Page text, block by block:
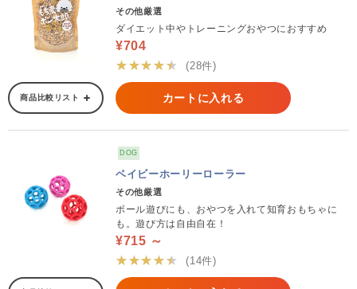
その他厳選
ダイエット中やトレーニングおやつにおすすめ
¥704
★★★★★
(28件)
商品比較リスト カートに入れる
DOG
ベイビーホーリーローラー
その他厳選
ボール遊びにも、おやつを入れて知育おもちゃに
も。遊び方は自由自在！
¥715 ～
★★★★★
(14件)